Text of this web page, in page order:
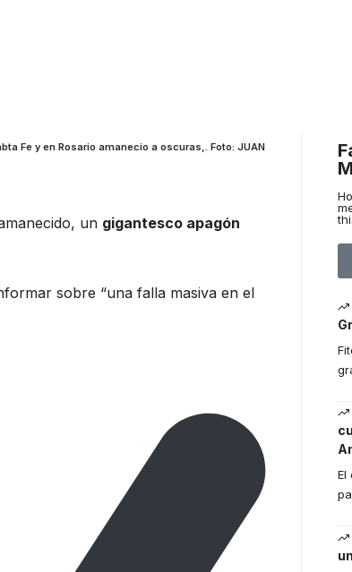
Fe y en Rosario amanecio a oscuras,. Foto: JUAN
un gigantesco apagón
sobre “una falla masiva en el
El